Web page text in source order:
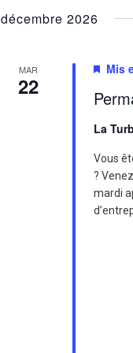
vues
mot-
décembre 2026
MAR
22
Mis
La
Vous
?
mardi